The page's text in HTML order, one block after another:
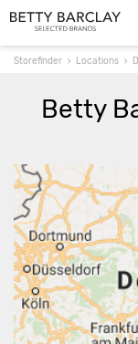
Storefinder Locations
Betty